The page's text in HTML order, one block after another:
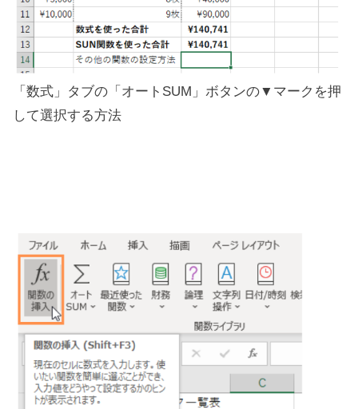
「数式」タブの「オートSUM」ボタンの▼マークを押
して選択する方法